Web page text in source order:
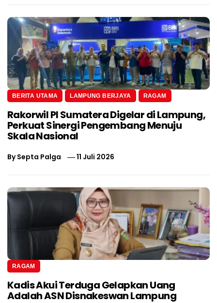
BERITA UTAMA LAMPUNG BERJAYA RAGAM
Rakorwil PI Sumatera Digelar di Lampung,
Perkuat Sinergi Pengembang Menuju
Skala Nasional
BySepta Palga 11 Juli 2026
RAGAM
Kadis Akui Terduga Gelapkan Uang
Adalah ASN Disnakeswan Lampung